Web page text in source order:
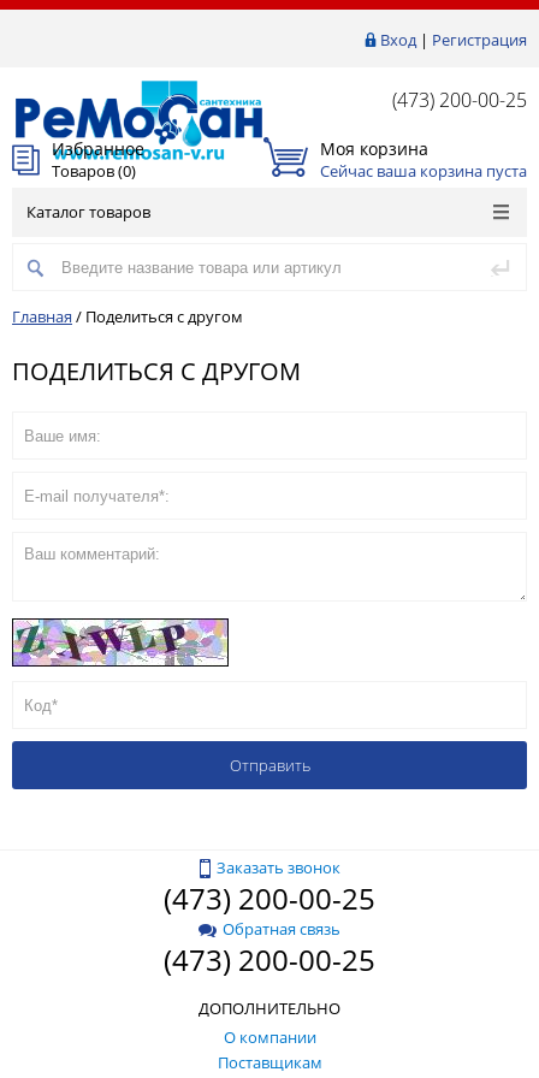
Вход| Регистрация
(473) 200-00-25
Избранное
Товаров (0)
Моя корзина
Сейчас ваша корзина пуста
Каталог товаров
Главная / Поделиться с другом
ПОДЕЛИТЬСЯ С ДРУГОМ
Заказать звонок
(473) 200-00-25
Обратная связь
(473) 200-00-25
ДОПОЛНИТЕЛЬНО
О компании
Поставщикам